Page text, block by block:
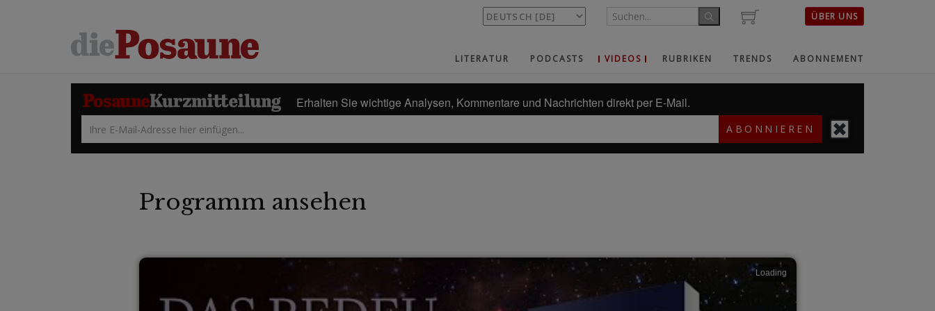
ÜBER UNS
LITERATUR PODCASTS VIDEOS RUBRIKEN TRENDS ABONNEMENT
Erhalten Sie wichtige Analysen, Kommentare und Nachrichten direkt per E-Mail.
ABONNIEREN
Programm ansehen
Loading